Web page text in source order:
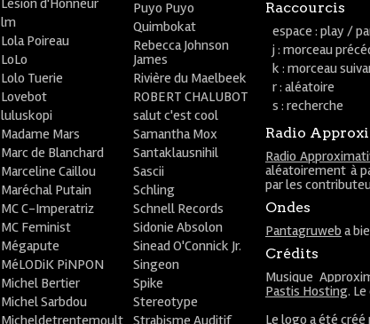
Raccourcis
espace : play /
j : morceau
k : morceau
r : aléatoire
s : recherche
Radio
Radio
aléatoirement à
par les
Ondes
Pantagruweb a
Crédits
Musique
Pastis Hosting.
Le logo a été créé
Lésion d'Honneur
lm
Lola Poireau
LoLo
Lolo Tuerie
Lovebot
luluskopi
Madame Mars
Marc de Blanchard
Marceline Caillou
Maréchal Putain
MC C-Imperatriz
MC Feminist
Mégapute
MéLODiK PiNPON
Michel Bertier
Michel Sarbdou
Micheldetrentemoult
Puyo Puyo
Quimbokat
Rebecca Johnson
James
Rivière du Maelbeek
ROBERT CHALUBOT
salut c'est cool
Samantha Mox
Santaklausnihil
Sascii
Schling
Schnell Records
Sidonie Absolon
Sinead O'Connick Jr.
Singeon
Spike
Stereotype
Strabisme Auditif